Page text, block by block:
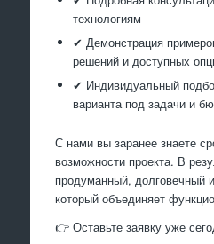
технологиям
✔ Демонстрация
решений и доступных
✔ Индивидуальный
варианта под задачи и
С нами вы заранее знаете
возможности проекта. В
продуманный, долговечный
который объединяет
👉 Оставьте заявку уже